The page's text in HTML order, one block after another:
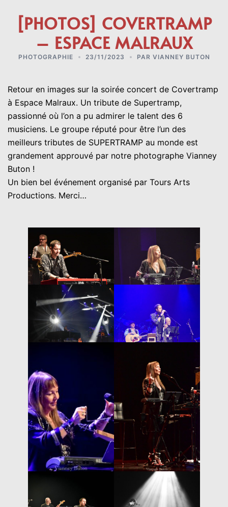
[PHOTOS] COVERTRAMP
– ESPACE MALRAUX
PHOTOGRAPHIE 23/11/2023 PAR VIANNEY BUTON
Retour en images sur la soirée concert de Covertramp
à Espace Malraux. Un tribute de Supertramp,
passionné où l’on a pu admirer le talent des 6
musiciens. Le groupe réputé pour être l’un des
meilleurs tributes de SUPERTRAMP au monde est
grandement approuvé par notre photographe Vianney
Buton !
Un bien bel événement organisé par Tours Arts
Productions. Merci…